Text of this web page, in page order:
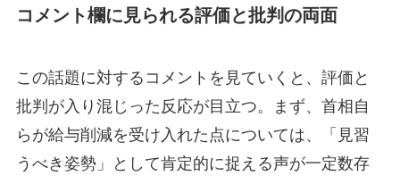
コメント欄に見られる評価と批判の両面
この話題に対するコメントを見ていくと、評価と
批判が入り混じった反応が目立つ。まず、首相自
らが給与削減を受け入れた点については、「見習
うべき姿勢」として肯定的に捉える声が一定数存